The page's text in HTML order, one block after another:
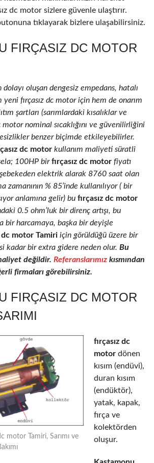
dc motor sizlere güvenle ulaştırır.
tıklayarak bizlere ulaşabilirsiniz.
FIRÇASIZ DC MOTOR
dolayı oluşan dengesiz empedans, hatalı
fırçasız dc motor için hem de onarım
şartları (sarımlardaki kısalıklar ve
motor nominal sıcaklığını ve güvenilirliğini
benzer biçimde etkileyebilirler.
dc motor kullanım maliyeti süratli
100HP birfırçasız dc motor fiyatı
elektrik alarak 8760 saat olan
zamanının % 85’inde kullanılıyor ( bir
anlamına gelir) bu fırçasız dc motor
0.5 ohm’luk bir direnç artışı, bu
bir harcamaya, başka bir deyişle
dc motor Tamiri için görüldüğü üzere bir
kadar bir extra gidere neden olur. Bu
değildir. Referanslarımız kısmından
firmaları görebilirsiniz.
FIRÇASIZ DC MOTOR
motor Tamiri, Sarımı ve
fırçasız dc
motor dönen
kısım (endüvi),
duran kısım
(endüktör),
yatak, kapak,
fırça ve
kolektörden
oluşur.